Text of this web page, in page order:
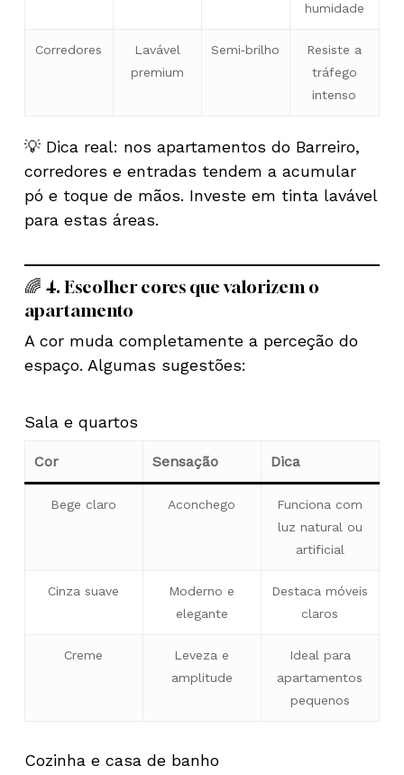
humidade
Corredores
Lavável
premium
Semi‑brilho
Resiste a
tráfego
intenso
💡 Dica real: nos apartamentos do Barreiro,
corredores e entradas tendem a acumular
pó e toque de mãos. Investe em tinta lavável
para estas áreas.
🌈 4. Escolher cores que valorizem o
apartamento
A cor muda completamente a perceção do
espaço. Algumas sugestões:
Sala e quartos
Cor Sensação Dica
Bege claro Aconchego
Funciona com
luz natural ou
artificial
Cinza suave
Moderno e
elegante
Destaca móveis
claros
Creme
Leveza e
amplitude
Ideal para
apartamentos
pequenos
Cozinha e casa de banho